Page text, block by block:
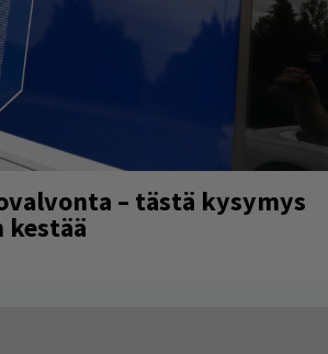
– tästä kysymys
kestää